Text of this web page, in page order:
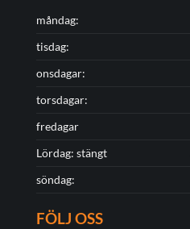
måndag:
tisdag:
onsdagar:
torsdagar:
fredagar
Lördag: stängt
söndag:
FÖLJ OSS